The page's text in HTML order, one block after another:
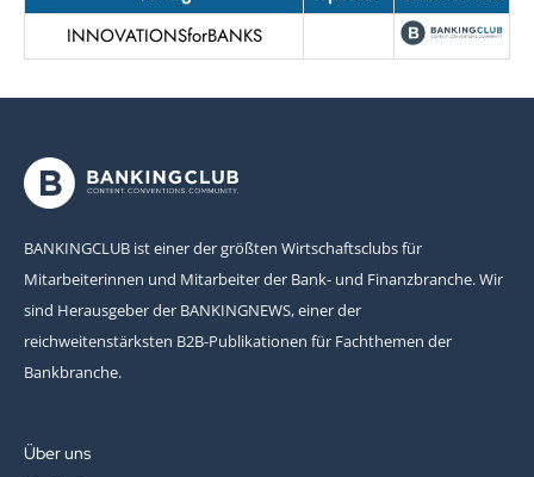
INNOVATIONSforBANKS
BANKINGCLUB ist einer der größten Wirtschaftsclubs für
Mitarbeiterinnen und Mitarbeiter der Bank- und Finanzbranche. Wir
sind Herausgeber der BANKINGNEWS, einer der
reichweitenstärksten B2B-Publikationen für Fachthemen der
Bankbranche.
Über uns